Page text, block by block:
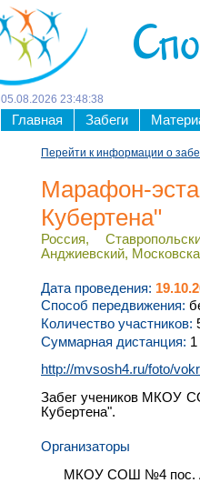
05 08 2026 23:48:38
Главная Забеги
Перейти к информации о
Марафон-
Кубертена"
Россия,
Анджиевский,
Дата проведения:
Способ передвижения:
Количество участников:
Суммарная дистанция:
http://mvsosh4.ru/foto/
Забег учеников МКОУ
Кубертена".
Организаторы
МКОУ СОШ №4 пос.